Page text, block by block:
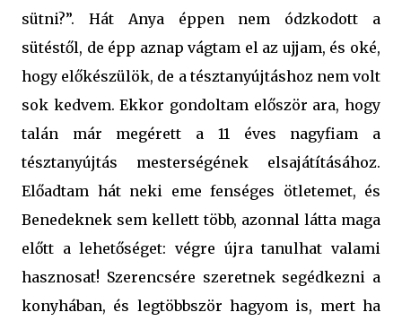
sütni?”. Hát Anya éppen nem ódzkodott a
sütéstől, de épp aznap vágtam el az ujjam, és oké,
hogy előkészülök, de a tésztanyújtáshoz nem volt
sok kedvem. Ekkor gondoltam először ara, hogy
talán már megérett a 11 éves nagyfiam a
tésztanyújtás mesterségének elsajátításához.
Előadtam hát neki eme fenséges ötletemet, és
Benedeknek sem kellett több, azonnal látta maga
előtt a lehetőséget: végre újra tanulhat valami
hasznosat! Szerencsére szeretnek segédkezni a
konyhában, és legtöbbször hagyom is, mert ha